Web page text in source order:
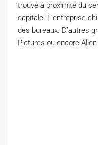
trouve à proximité du
capitale. L’entreprise
des bureaux. D’autres
Pictures ou encore